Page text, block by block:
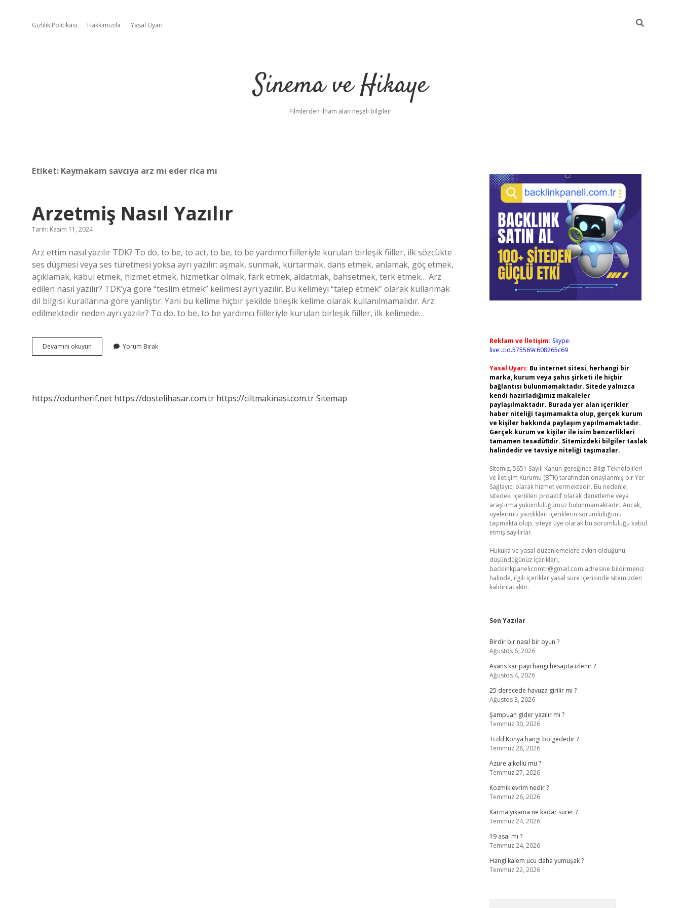
Gizlilik Politikası Hakkımızda Yasal Uyarı
Sinema ve Hikaye
Filmlerden ilham alan neşeli bilgiler!
Etiket: Kaymakam savcıya arz mı eder rica mı
Arzetmiş Nasıl Yazılır
Tarih: Kasım 11, 2024
Arz ettim nasıl yazılır TDK? To do, to be, to act, to be, to be yardımcı fiilleriyle kurulan birleşik fiiller, ilk sözcükte
ses düşmesi veya ses türetmesi yoksa ayrı yazılır: aşmak, sunmak, kurtarmak, dans etmek, anlamak, göç etmek,
açıklamak, kabul etmek, hizmet etmek, hizmetkar olmak, fark etmek, aldatmak, bahsetmek, terk etmek… Arz
edilen nasıl yazılır? TDK’ya göre “teslim etmek” kelimesi ayrı yazılır. Bu kelimeyi “talep etmek” olarak kullanmak
dil bilgisi kurallarına göre yanlıştır. Yani bu kelime hiçbir şekilde bileşik kelime olarak kullanılmamalıdır. Arz
edilmektedir neden ayrı yazılır? To do, to be, to be yardımcı fiilleriyle kurulan birleşik fiiller, ilk kelimede…
Devamını okuyun Arzetmiş
Nasıl
Yorum Bırak
https://odunherif.net https://dostelihasar.com.tr https://ciltmakinasi.com.trSitemap
Sidebar
Reklam ve İletişim: Skype:
live:.cid.575569c608265c69
Yasal Uyarı: Bu internet sitesi, herhangi bir
marka, kurum veya şahıs şirketi ile hiçbir
bağlantısı bulunmamaktadır. Sitede yalnızca
kendi hazırladığımız makaleler
paylaşılmaktadır. Burada yer alan içerikler
haber niteliği taşımamakta olup, gerçek kurum
ve kişiler hakkında paylaşım yapılmamaktadır.
Gerçek kurum ve kişiler ile isim benzerlikleri
tamamen tesadüfidir. Sitemizdeki bilgiler taslak
halindedir ve tavsiye niteliği taşımazlar.
Sitemiz, 5651 Sayılı Kanun gereğince Bilgi Teknolojileri
ve İletişim Kurumu (BTK) tarafından onaylanmış bir Yer
Sağlayıcı olarak hizmet vermektedir. Bu nedenle,
sitedeki içerikleri proaktif olarak denetleme veya
araştırma yükümlülüğümüz bulunmamaktadır. Ancak,
üyelerimiz yazdıkları içeriklerin sorumluluğunu
taşımakta olup, siteye üye olarak bu sorumluluğu kabul
etmiş sayılırlar.
Hukuka ve yasal düzenlemelere aykırı olduğunu
düşündüğünüz içerikleri,
backlinkpanelicomtr@gmail.com adresine bildirmeniz
halinde, ilgili içerikler yasal süre içerisinde sitemizden
kaldırılacaktır.
Son Yazılar
Birdir bir nasıl bir oyun ?
Ağustos 6, 2026
Avans kar payı hangi hesapta izlenir ?
Ağustos 4, 2026
25 derecede havuza girilir mi ?
Ağustos 3, 2026
Şampuan gider yazılır mı ?
Temmuz 30, 2026
Tcdd Konya hangi bölgededir ?
Temmuz 28, 2026
Azure alkollü mü ?
Temmuz 27, 2026
Kozmik evrim nedir ?
Temmuz 26, 2026
Karma yıkama ne kadar sürer ?
Temmuz 24, 2026
19 asal mı ?
Temmuz 24, 2026
Hangi kalem ucu daha yumuşak ?
Temmuz 22, 2026